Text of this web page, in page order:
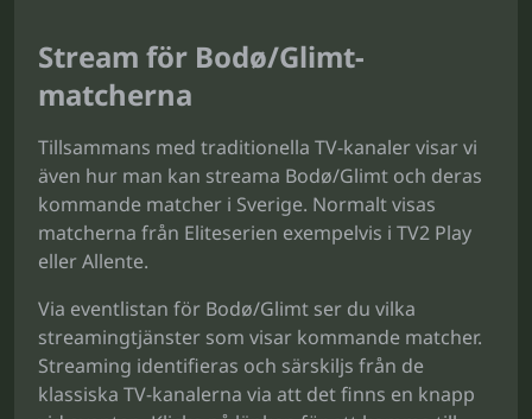
Stream för Bodø/Glimt-
matcherna
Tillsammans med traditionella TV-kanaler visar vi
även hur man kan streama Bodø/Glimt och deras
kommande matcher i Sverige. Normalt visas
matcherna från Eliteserien exempelvis i TV2 Play
eller Allente.
Via eventlistan för Bodø/Glimt ser du vilka
streamingtjänster som visar kommande matcher.
Streaming identifieras och särskiljs från de
klassiska TV-kanalerna via att det finns en knapp